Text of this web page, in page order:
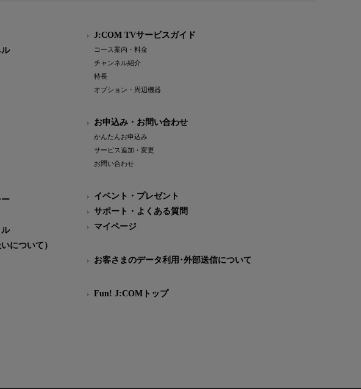
について）
J:COM TVサービスガイド
コース案内・料金
チャンネル紹介
特長
オプション・周辺機器
お申込み・お問い合わせ
かんたんお申込み
サービス追加・変更
お問い合わせ
イベント・プレゼント
サポート・よくある質問
マイページ
お客さまのデータ利用･外部送信について
Fun! J:COMトップ